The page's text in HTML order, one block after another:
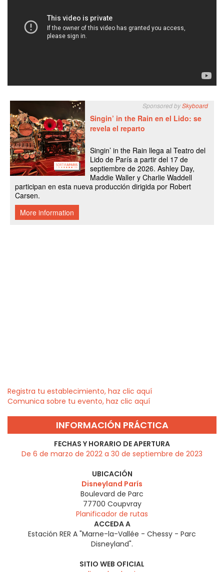
Registra tu establecimiento, haz clic aquí
Comunica sobre tu evento, haz clic aquí
INFORMACIÓN PRÁCTICA
FECHAS Y HORARIO DE APERTURA
De 6 de marzo de 2022 a 30 de septiembre de 2023
UBICACIÓN
Disneyland París
Boulevard de Parc
77700 Coupvray
Planificador de rutas
ACCEDA A
Estación RER A "Marne-la-Vallée - Chessy - Parc
Disneyland".
SITIO WEB OFICIAL